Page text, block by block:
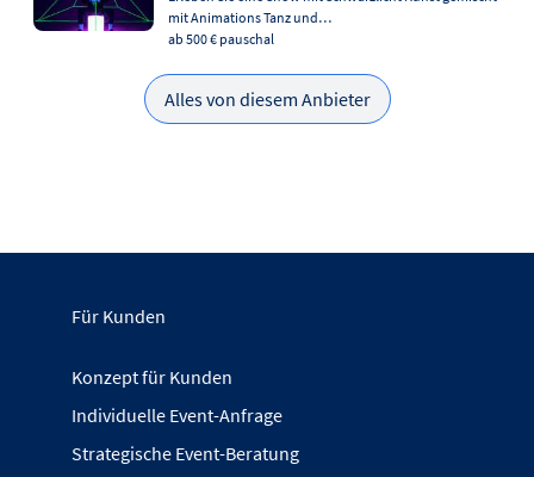
mit Animations Tanz und…
ab 500 € pauschal
Alles von diesem Anbieter
Für Kunden
Konzept für Kunden
Individuelle Event-Anfrage
Strategische Event-Beratung